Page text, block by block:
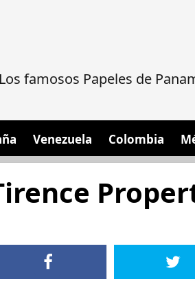
Los famosos Papeles de
Venezuela Colombia